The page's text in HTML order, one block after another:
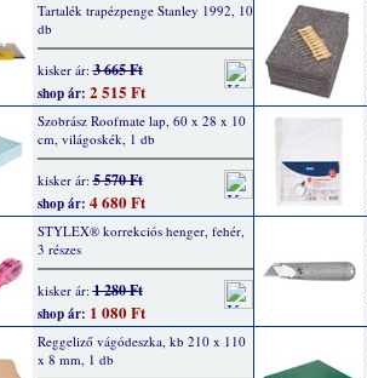
Tartalék trapézpenge Stanley 1992, 10
db
kisker ár:3 665 Ft
shop ár: 2 515 Ft
Szobrász Roofmate lap, 60 x 28 x 10
cm, világoskék, 1 db
kisker ár:5 570 Ft
shop ár: 4 680 Ft
STYLEX® korrekciós henger, fehér,
3 részes
kisker ár:1 280 Ft
shop ár: 1 080 Ft
Reggeliző vágódeszka, kb 210 x 110
x 8 mm, 1 db